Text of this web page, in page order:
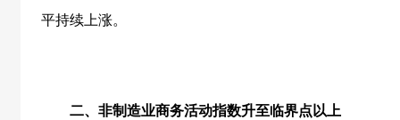
平持续上涨。
二、非制造业商务活动指数升至临界点以上